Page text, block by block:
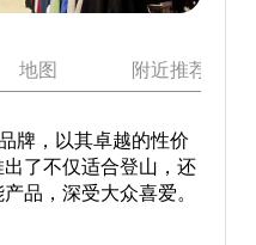
地图 附近推荐景点
牌，以其卓越的性价
了不仅适合登山，还
品，深受大众喜爱。